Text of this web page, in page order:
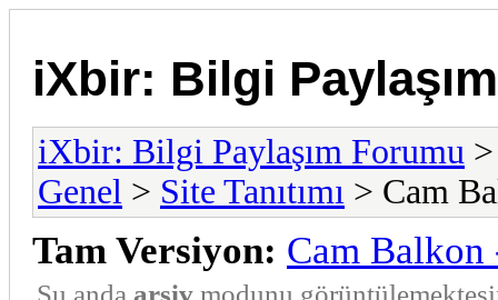
iXbir: Bilgi
iXbir: Bilgi Paylaşım Forumu
Genel > Site Tanıtımı > Cam
Tam Versiyon: Cam
Şu anda arşiv modunu